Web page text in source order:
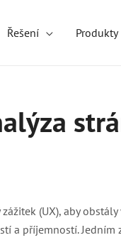
Řešení Produkty
(UX), aby
a příjemností.